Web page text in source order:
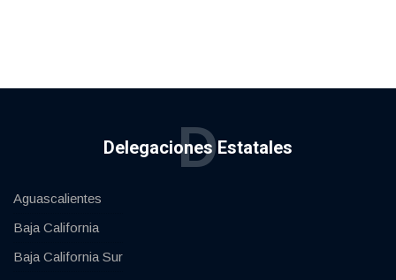
Delegaciones Estatales
D
Aguascalientes
Baja California
Baja California Sur